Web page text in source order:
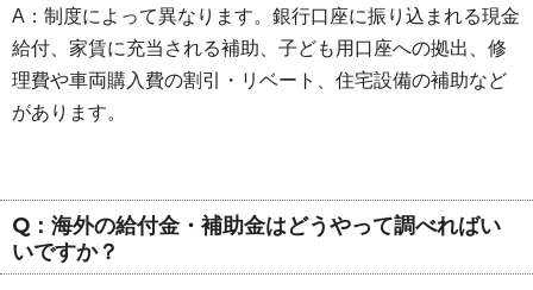
A：制度によって異なります。銀行口座に振り込まれる現金
給付、家賃に充当される補助、子ども用口座への拠出、修
理費や車両購入費の割引・リベート、住宅設備の補助など
があります。
Q：海外の給付金・補助金はどうやって調べればい
いですか？